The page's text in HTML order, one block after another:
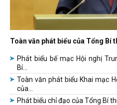
Toàn văn phát biểu của Tổng Bí
Phát biểu bế mạc Hội nghị
Bí...
Toàn văn phát biểu Khai mạc
của...
Phát biểu chỉ đạo của Tổng Bí